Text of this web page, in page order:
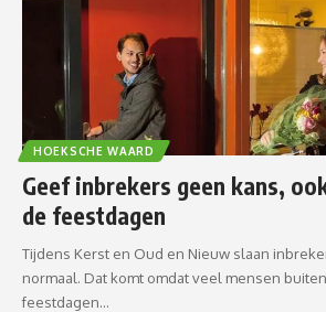
HOEKSCHE WAARD
Geef inbrekers geen kans,
de feestdagen
Tijdens Kerst en Oud en Nieuw slaan
normaal. Dat komt omdat veel mensen
feestdagen…